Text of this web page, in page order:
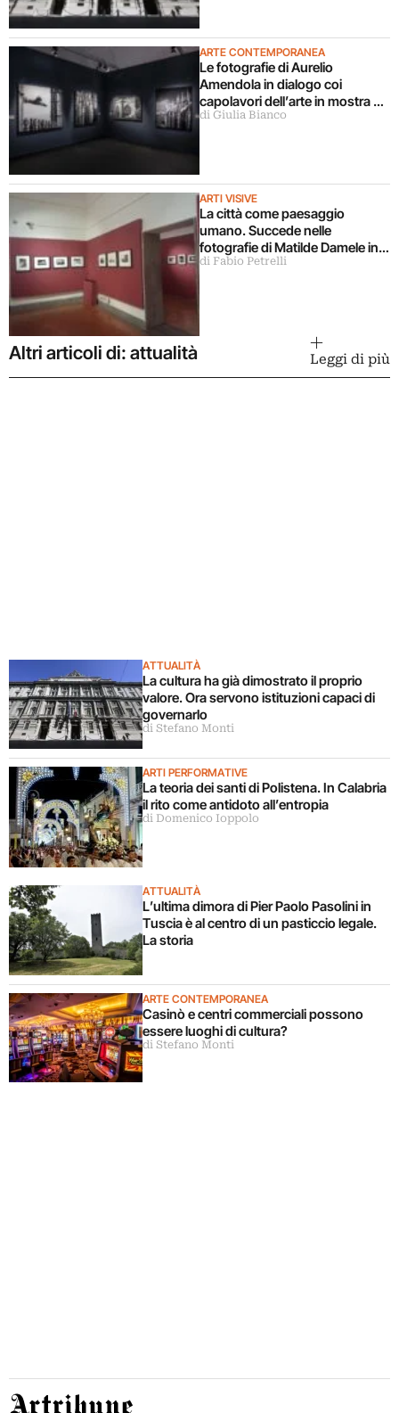
ARTE CONTEMPORANEA
Le fotografie di Aurelio
Amendola in dialogo coi
capolavori dell’arte in mostra a
Milano
di Giulia Bianco
ARTI VISIVE
La città come paesaggio
umano. Succede nelle
fotografie di Matilde Damele in
mostra a Roma
di Fabio Petrelli
Altri articoli di: attualità Leggi di più
ATTUALITÀ
La cultura ha già dimostrato il proprio
valore. Ora servono istituzioni capaci di
governarlo
di Stefano Monti
ARTI PERFORMATIVE
La teoria dei santi di Polistena. In Calabria
il rito come antidoto all’entropia
di Domenico Ioppolo
ATTUALITÀ
L’ultima dimora di Pier Paolo Pasolini in
Tuscia è al centro di un pasticcio legale.
La storia
ARTE CONTEMPORANEA
Casinò e centri commerciali possono
essere luoghi di cultura?
di Stefano Monti
Artribune